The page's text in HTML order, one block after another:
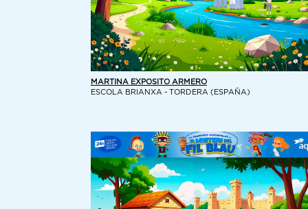
MARTINA EXPOSITO ARMERO
ESCOLA BRIANXA - TORDERA (ESPAÑA)